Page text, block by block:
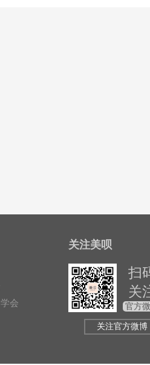
会
关注美呗
扫
关
官方
关注官方微博